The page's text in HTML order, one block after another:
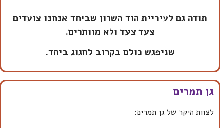
תודה גם לעיריית הוד השרון שביחד אנחנו צועדים
צעד צעד ולא מוותרים.
שניפגש כולם בקרוב לחגוג ביחד.
גן תמרים
לצוות היקר של גן תמרים: